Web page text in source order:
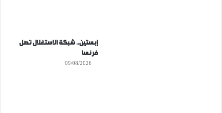
إبستين.. شبكة الاستغلال تصل
فرنسا
09/08/2026